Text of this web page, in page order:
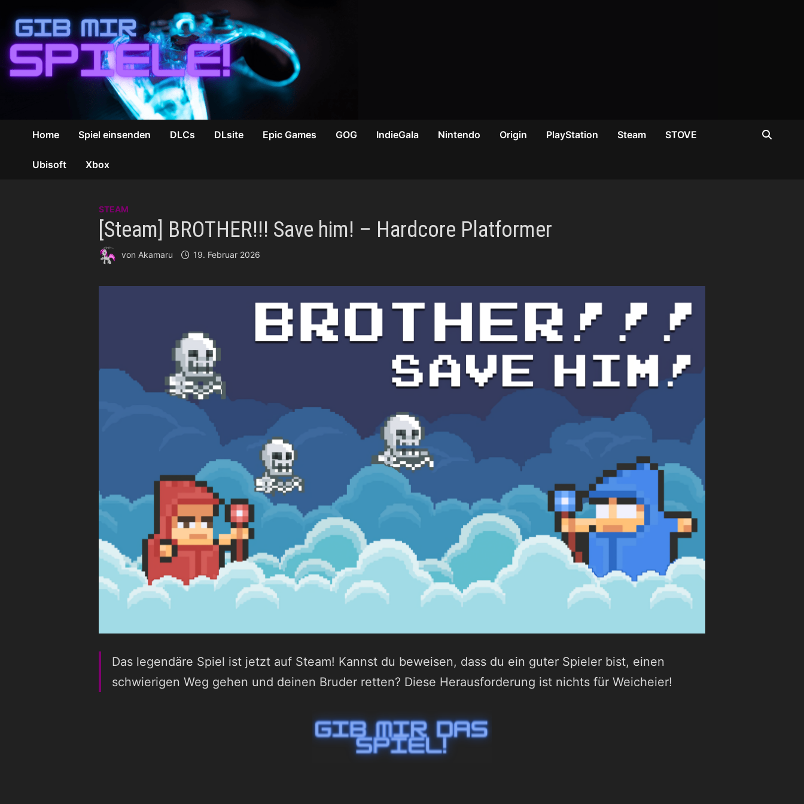
Inhalt
springen
Home Spiel einsenden DLCs DLsite Epic Games GOG IndieGala Nintendo Origin PlayStation Steam STOVE
Ubisoft Xbox
STEAM
[Steam] BROTHER!!! Save him! – Hardcore Platformer
von Akamaru 19. Februar 2026
Das legendäre Spiel ist jetzt auf Steam! Kannst du beweisen, dass du ein guter Spieler bist, einen
schwierigen Weg gehen und deinen Bruder retten? Diese Herausforderung ist nichts für Weicheier!